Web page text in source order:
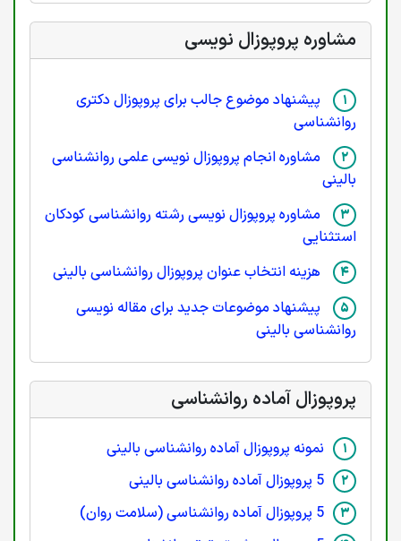
مشاوره پروپوزال نویسی
پیشنهاد موضوع جالب برای پروپوزال دکتری
روانشناسی
مشاوره انجام پروپوزال نویسی علمی روانشناسی
بالینی
مشاوره پروپوزال نویسی رشته روانشناسی کودکان
استثنایی
هزینه انتخاب عنوان پروپوزال روانشناسی بالینی
پیشنهاد موضوعات جدید برای مقاله نویسی
روانشناسی بالینی
پروپوزال آماده روانشناسی
نمونه پروپوزال آماده روانشناسی بالینی
5 پروپوزال آماده روانشناسی بالینی
5 پروپوزال آماده روانشناسی (سلامت روان)